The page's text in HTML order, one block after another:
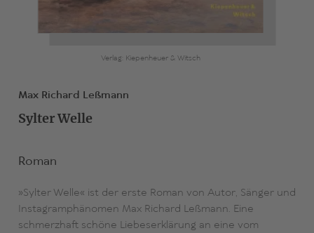
Verlag: Kiepenheuer & Witsch
Max Richard Leßmann
Sylter Welle
Roman
»Sylter Welle« ist der erste Roman von Autor, Sänger und
Instagramphänomen Max Richard Leßmann. Eine
schmerzhaft schöne Liebeserklärung an eine vom